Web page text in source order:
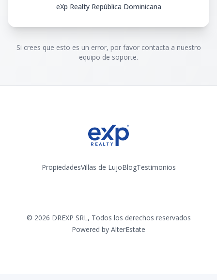
eXp Realty República Dominicana
Si crees que esto es un error, por favor contacta a nuestro
equipo de soporte.
PropiedadesVillas de LujoBlogTestimonios
© 2026 DREXP SRL, Todos los derechos reservados
Powered by AlterEstate